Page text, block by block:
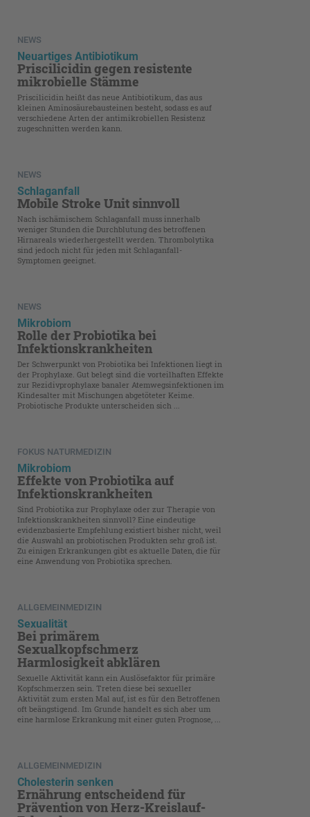
NEWS
Neuartiges Antibiotikum
Priscilicidin gegen resistente
mikrobielle Stämme
Priscilicidin heißt das neue Antibiotikum, das aus
kleinen Aminosäurebausteinen besteht, sodass es auf
verschiedene Arten der antimikrobiellen Resistenz
zugeschnitten werden kann.
NEWS
Schlaganfall
Mobile Stroke Unit sinnvoll
Nach ischämischem Schlaganfall muss innerhalb
weniger Stunden die Durchblutung des betroffenen
Hirnareals wiederhergestellt werden. Thrombolytika
sind jedoch nicht für jeden mit Schlaganfall-
Symptomen geeignet.
NEWS
Mikrobiom
Rolle der Probiotika bei
Infektionskrankheiten
Der Schwerpunkt von Probiotika bei Infektionen liegt in
der Prophylaxe. Gut belegt sind die vorteilhaften Effekte
zur Rezidivprophylaxe banaler Atemwegsinfektionen im
Kindesalter mit Mischungen abgetöteter Keime.
Probiotische Produkte unterscheiden sich ...
FOKUS NATURMEDIZIN
Mikrobiom
Effekte von Probiotika auf
Infektionskrankheiten
Sind Probiotika zur Prophylaxe oder zur Therapie von
Infektionskrankheiten sinnvoll? Eine eindeutige
evidenzbasierte Empfehlung existiert bisher nicht, weil
die Auswahl an probiotischen Produkten sehr groß ist.
Zu einigen Erkrankungen gibt es aktuelle Daten, die für
eine Anwendung von Probiotika sprechen.
ALLGEMEINMEDIZIN
Sexualität
Bei primärem
Sexualkopfschmerz
Harmlosigkeit abklären
Sexuelle Aktivität kann ein Auslösefaktor für primäre
Kopfschmerzen sein. Treten diese bei sexueller
Aktivität zum ersten Mal auf, ist es für den Betroffenen
oft beängstigend. Im Grunde handelt es sich aber um
eine harmlose Erkrankung mit einer guten Prognose, ...
ALLGEMEINMEDIZIN
Cholesterin senken
Ernährung entscheidend für
Prävention von Herz-Kreislauf-